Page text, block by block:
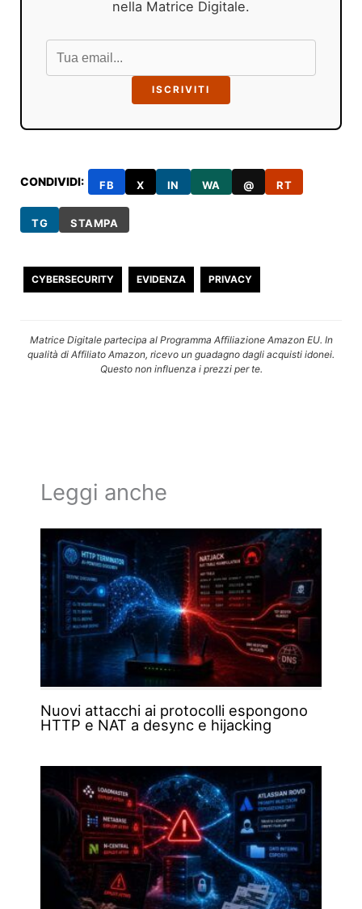
nella Matrice Digitale.
ISCRIVITI
CONDIVIDI: FB X IN WA @ RT
TG STAMPA
CYBERSECURITY EVIDENZA PRIVACY
Matrice Digitale partecipa al Programma Affiliazione Amazon EU. In
qualità di Affiliato Amazon, ricevo un guadagno dagli acquisti idonei.
Questo non influenza i prezzi per te.
Leggi anche
Nuovi attacchi ai protocolli espongono
HTTP e NAT a desync e hijacking